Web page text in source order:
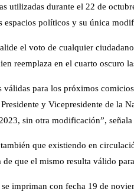
utilizadas durante el 22 de
espacios políticos y su única
el voto de cualquier
reemplaza en el cuarto oscuro
válidas para los próximos
y Vicepresidente de
sin otra modificación”,
que existiendo en
que el mismo resulta válido
impriman con fecha 19 de